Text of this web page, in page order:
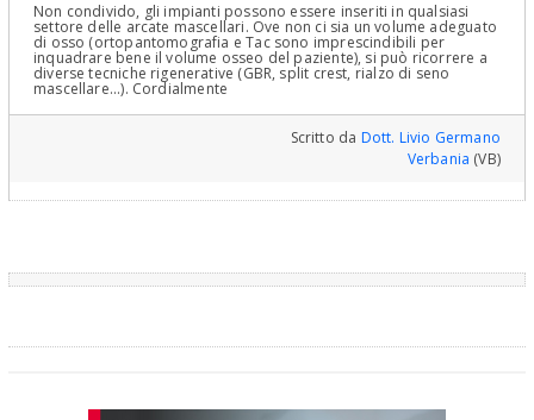
Non condivido, gli impianti possono essere inseriti in qualsiasi
settore delle arcate mascellari. Ove non ci sia un volume adeguato
di osso (ortopantomografia e Tac sono imprescindibili per
inquadrare bene il volume osseo del paziente), si può ricorrere a
diverse tecniche rigenerative (GBR, split crest, rialzo di seno
mascellare...). Cordialmente
Scritto da Dott. Livio Germano
Verbania (VB)